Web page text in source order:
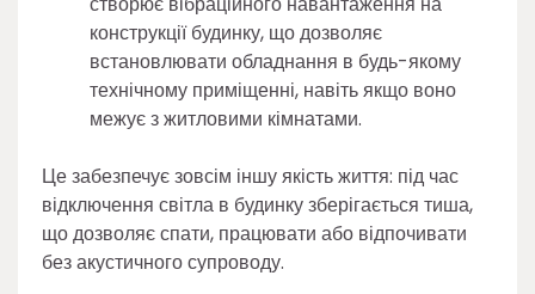
конструкції будинку, що дозволяє
встановлювати обладнання в будь-якому
технічному приміщенні, навіть якщо воно
межує з житловими кімнатами.
Це забезпечує зовсім іншу якість життя: під час
відключення світла в будинку зберігається тиша,
що дозволяє спати, працювати або відпочивати
без акустичного супроводу.